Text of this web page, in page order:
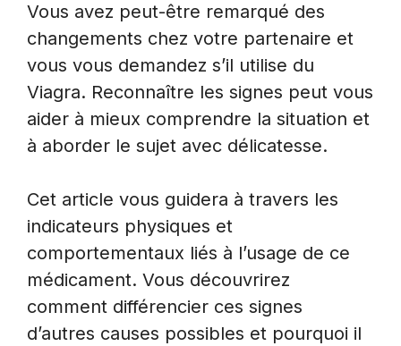
Vous avez peut-être remarqué des
changements chez votre partenaire et
vous vous demandez s’il utilise du
Viagra. Reconnaître les signes peut vous
aider à mieux comprendre la situation et
à aborder le sujet avec délicatesse.
Cet article vous guidera à travers les
indicateurs physiques et
comportementaux liés à l’usage de ce
médicament. Vous découvrirez
comment différencier ces signes
d’autres causes possibles et pourquoi il